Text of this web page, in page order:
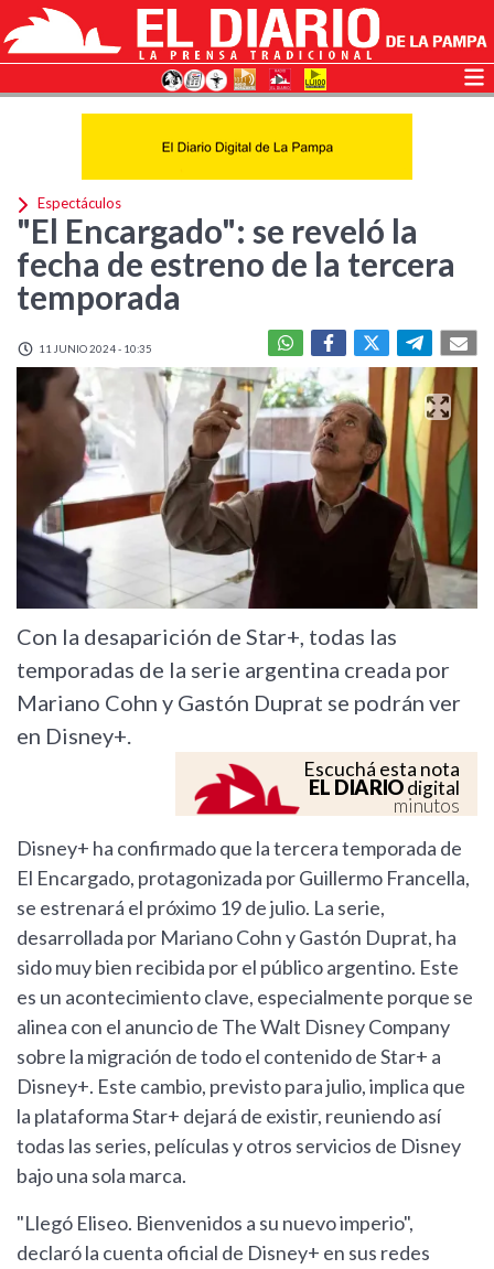
Espectáculos
"El Encargado": se reveló la
fecha de estreno de la tercera
temporada
11 JUNIO 2024 - 10:35
Con la desaparición de Star+, todas las
temporadas de la serie argentina creada por
Mariano Cohn y Gastón Duprat se podrán ver
en Disney+.
Escuchá esta nota
EL DIARIOdigital
minutos
Disney+ ha confirmado que la tercera temporada de
El Encargado, protagonizada por Guillermo Francella,
se estrenará el próximo 19 de julio. La serie,
desarrollada por Mariano Cohn y Gastón Duprat, ha
sido muy bien recibida por el público argentino. Este
es un acontecimiento clave, especialmente porque se
alinea con el anuncio de The Walt Disney Company
sobre la migración de todo el contenido de Star+ a
Disney+. Este cambio, previsto para julio, implica que
la plataforma Star+ dejará de existir, reuniendo así
todas las series, películas y otros servicios de Disney
bajo una sola marca.
"Llegó Eliseo. Bienvenidos a su nuevo imperio",
declaró la cuenta oficial de Disney+ en sus redes